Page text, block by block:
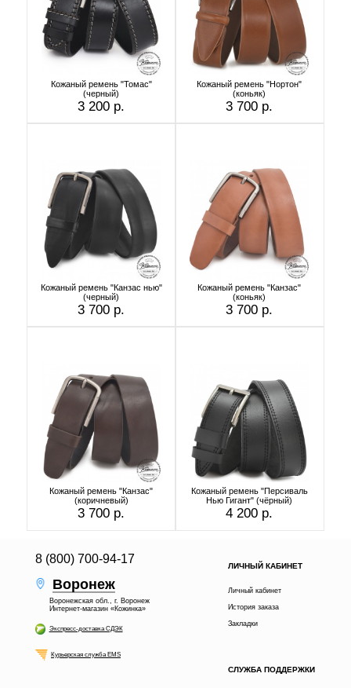
Кожаный ремень "Томас"
(черный)
3 200 р.
Кожаный ремень "Нортон"
(коньяк)
3 700 р.
Кожаный ремень "Канзас нью"
(черный)
3 700 р.
Кожаный ремень "Канзас"
(коньяк)
3 700 р.
Кожаный ремень "Канзас"
(коричневый)
3 700 р.
Кожаный ремень "Персиваль
Нью Гигант" (чёрный)
4 200 р.
8 (800) 700-94-17
Воронеж
Воронежская обл., г. Воронеж
Интернет-магазин «Кожинка»
Экспресс-доставка СДЭК
Курьерская служба EMS
ЛИЧНЫЙ КАБИНЕТ
Личный кабинет
История заказа
Закладки
СЛУЖБА ПОДДЕРЖКИ